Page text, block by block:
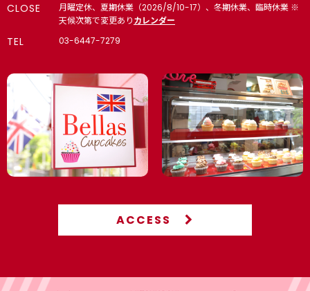
CLOSE
月曜定休、夏期休業（2026/8/10-17）、冬期休業、臨時休業 ※
天候次第で変更ありカレンダー
TEL 03-6447-7279
ACCESS